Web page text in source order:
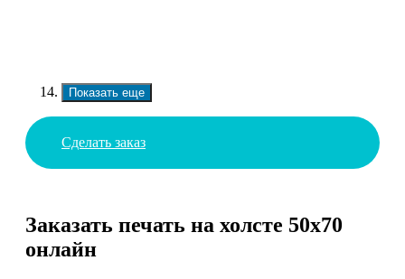
Показать еще
Сделать заказ
Заказать печать на холсте 50х70
онлайн